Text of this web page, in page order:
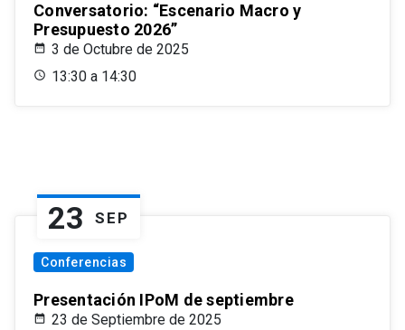
Conversatorio: “Escenario Macro y
Presupuesto 2026”
3 de Octubre de 2025
13:30 a 14:30
23 SEP
Conferencias
Presentación IPoM de septiembre
23 de Septiembre de 2025